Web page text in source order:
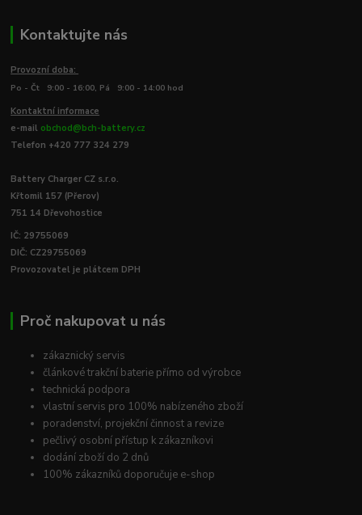
Kontaktujte nás
Provozní doba:
Po - Čt 9:00 - 16:00, Pá 9:00 - 14:00 hod
Kontaktní informace
e-mail obchod@bch-battery.cz
Telefon +420 777 324 279
Battery Charger CZ s.r.o.
Křtomil 157 (Přerov)
751 14 Dřevohostice
IČ: 29755069
DIČ: CZ29755069
Provozovatel je plátcem DPH
Proč nakupovat u nás
zákaznický servis
článkové trakční baterie přímo od výrobce
technická podpora
vlastní servis pro 100% nabízeného zboží
poradenství, projekční činnost a revize
pečlivý osobní přístup k zákazníkovi
dodání zboží do 2 dnů
100% zákazníků doporučuje e-shop